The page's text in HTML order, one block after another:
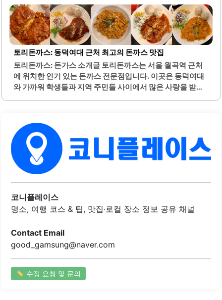
고기를 추가할 때 추가 요금이 없다는 점은 많은 이들에게 큰
매력으로 작용합니다.매운맛과 마라맛의 단계 선택이 가능
하여, 매운 음식을 선호하는 고객부터 맵기를 조절하고 싶은
고객까지 모두 만족할 수 있습니다. 또한, 꿔바로우와 같은 사
이드 메뉴도 제공되어, 마라탕과 함께 즐길 수 있는 다양한 옵
션이 마련되어 있습니다. 이곳의 육수는 담백하고 깊은 맛을
자랑하며, 재료의 조리 시간에 신경을 써서 최상의 맛을 유지
합니다.청결한 환경과 친절한 서비스는 고객들에게 더욱 편
안한..
토리돈까스: 동덕여대 근처 최고의 돈까스 맛집
토리돈까스: 돈가스 소개글 토리돈까스는 서울 월곡역 근처
에 위치한 인기 있는 돈까스 전문점입니다. 이곳은 동덕여대
와 가까워 학생들과 지역 주민들 사이에서 많은 사랑을 받고
정감 있는 분위기로, 손님들이 편안하게 식사를 즐길 수 있도
록 배려하고 있습니다. 또한, 친절한 사장님이 손님을 맞이하
여 따뜻한 서비스를 제공합니다.이곳의 돈까스는 바삭한 튀
김옷과 풍부한 속재료로 구성되어 있어, 마지막 한 조각까지
맛있게 즐길 수 있습니다. 건강한 스프와 함께 제공되어 느끼
함 없이 식사를 마칠 수 있는 점도 큰 장점입니다. 포장 서비
스도 제공하여 집에서도 쉽게 맛볼 수 있는 편리함이 있습니
다.가격대는 합리적이며, 가성비가..
코니플레이스
명소, 여행 코스 & 팁, 맛집·로컬 장소 정보 공유 채널
Contact Email
good_gamsung@naver.com
수정 요청 및 문의